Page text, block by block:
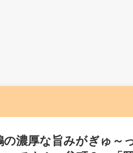
の濃厚な旨みがぎゅ～